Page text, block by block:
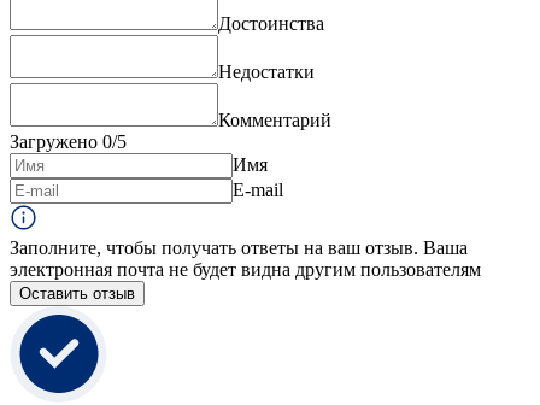
Достоинства
Недостатки
Комментарий
Загружено 0/5
Имя
E-mail
Заполните, чтобы получать ответы на ваш отзыв. Ваша
электронная почта не будет видна другим пользователям
Оставить отзыв